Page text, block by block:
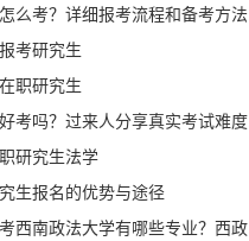
考？详细报考流程和备考方法分享
考研究生
职研究生
吗？过来人分享真实考试难度和备考经验
研究生法学
生报名的优势与途径
法大学有哪些专业？西政学在职研究生全方位详解